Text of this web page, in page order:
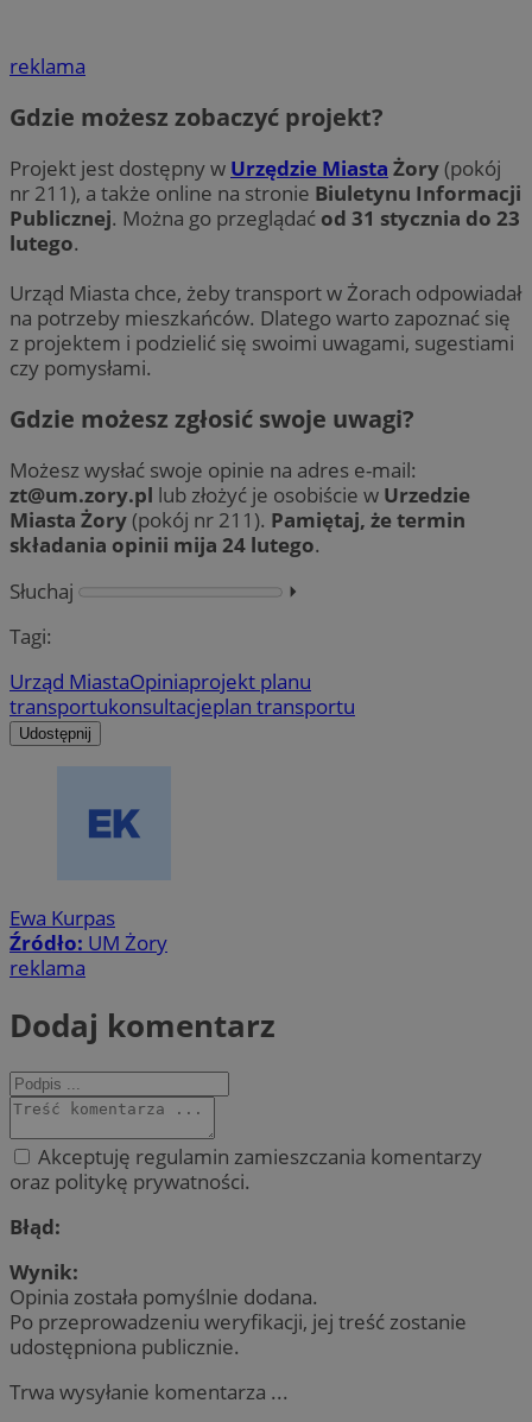
reklama
Gdzie możesz zobaczyć projekt?
Projekt jest dostępny w Urzędzie Miasta Żory(pokój
nr 211), a także online na stronie Biuletynu Informacji
Publicznej. Można go przeglądać od 31 stycznia do 23
lutego.
Urząd Miasta chce, żeby transport w Żorach odpowiadał
na potrzeby mieszkańców. Dlatego warto zapoznać się
z projektem i podzielić się swoimi uwagami, sugestiami
czy pomysłami.
Gdzie możesz zgłosić swoje uwagi?
Możesz wysłać swoje opinie na adres e-mail:
zt@um.zory.pl lub złożyć je osobiście w Urzedzie
Miasta Żory(pokój nr 211). Pamiętaj, że termin
składania opinii mija 24 lutego.
Słuchaj
⏵︎
Tagi:
Urząd MiastaOpiniaprojekt planu
transportukonsultacjeplan transportu
Udostępnij
Ewa Kurpas
Źródło: UM Żory
reklama
Dodaj komentarz
Akceptuję regulamin zamieszczania komentarzy
oraz politykę prywatności.
Błąd:
Wynik:
Opinia została pomyślnie dodana.
Po przeprowadzeniu weryfikacji, jej treść zostanie
udostępniona publicznie.
Trwa wysyłanie komentarza ...